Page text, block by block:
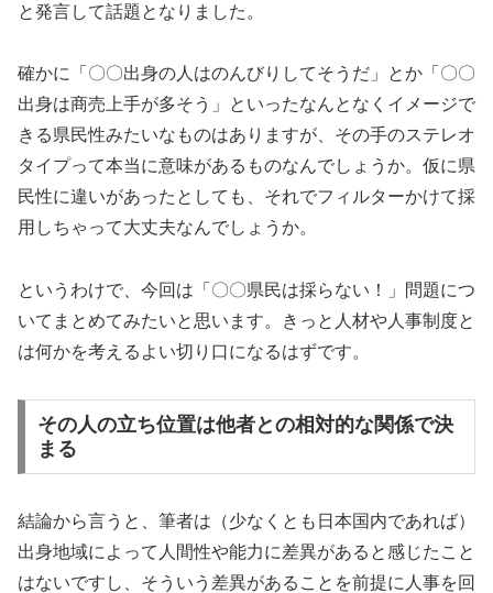
と発言して話題となりました。
確かに「〇〇出身の人はのんびりしてそうだ」とか「〇〇
出身は商売上手が多そう」といったなんとなくイメージで
きる県民性みたいなものはありますが、その手のステレオ
タイプって本当に意味があるものなんでしょうか。仮に県
民性に違いがあったとしても、それでフィルターかけて採
用しちゃって大丈夫なんでしょうか。
というわけで、今回は「〇〇県民は採らない！」問題につ
いてまとめてみたいと思います。きっと人材や人事制度と
は何かを考えるよい切り口になるはずです。
その人の立ち位置は他者との相対的な関係で決
まる
結論から言うと、筆者は（少なくとも日本国内であれば）
出身地域によって人間性や能力に差異があると感じたこと
はないですし、そういう差異があることを前提に人事を回